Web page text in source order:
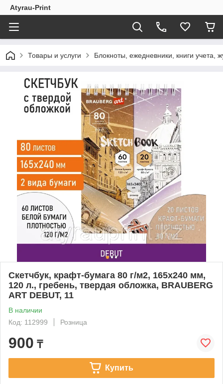
Atyrau-Print
Товары и услуги Блокноты, ежедневники, книги учета,
Скетчбук, крафт-бумага 80 г/м2, 165х240 мм,
120 л., гребень, твердая обложка, BRAUBERG
ART DEBUT, 11
В наличии
Код: 112999
Розница
900 ₸
Купить